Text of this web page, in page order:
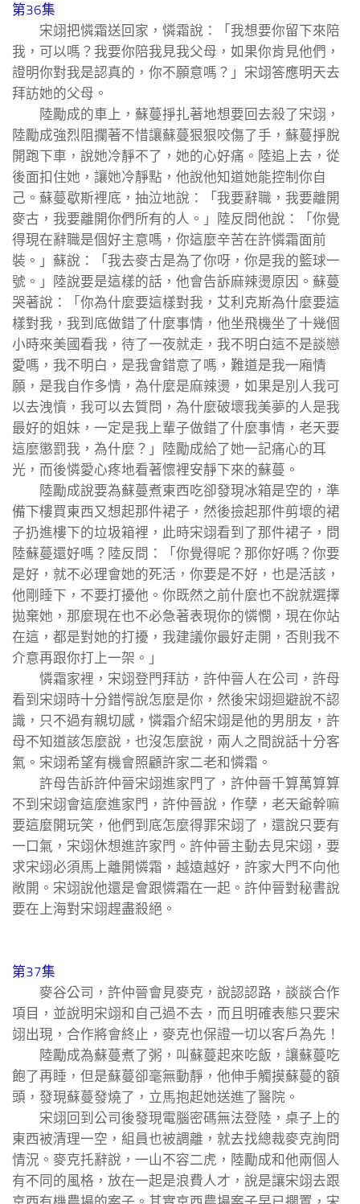
第36集
宋翊把憐霜送回家，憐霜說：「我想要你留下來陪
我，可以嗎？我要你陪我見我父母，如果你肯見他們，
證明你對我是認真的，你不願意嗎？」宋翊答應明天去
拜訪她的父母。
陸勵成的車上，蘇蔓掙扎著地想要回去殺了宋翊，
陸勵成強烈阻攔著不惜讓蘇蔓狠狠咬傷了手，蘇蔓掙脫
開跑下車，說她冷靜不了，她的心好痛。陸追上去，從
後面扣住她，讓她冷靜點，他說他知道她能控制你自
己。蘇蔓歇斯裡底，抽泣地說：「我要辭職，我要離開
麥古，我要離開你們所有的人。」陸反問他說：「你覺
得現在辭職是個好主意嗎，你這麼辛苦在許憐霜面前
裝。」蘇說：「我去麥古是為了你呀，你是我的籃球一
號。」陸說要是這樣的話，他會告訴麻辣燙原因。蘇蔓
哭著說：「你為什麼要這樣對我，艾利克斯為什麼要這
樣對我，我到底做錯了什麼事情，他坐飛機坐了十幾個
小時來美國看我，待了一夜就走，我不明白這不是談戀
愛嗎，我不明白，是我會錯意了嗎，難道是我一廂情
願，是我自作多情，為什麼是麻辣燙，如果是別人我可
以去洩憤，我可以去質問，為什麼破壞我美夢的人是我
最好的姐妹，一定是我上輩子做錯了什麼事情，老天要
這麼懲罰我，為什麼？」陸勵成給了她一記痛心的耳
光，而後憐愛心疼地看著懷裡安靜下來的蘇蔓。
陸勵成說要為蘇蔓煮東西吃卻發現冰箱是空的，準
備下樓買東西又想起那件裙子，然後撿起那件剪壞的裙
子扔進樓下的垃圾箱裡，此時宋翊看到了那件裙子，問
陸蘇蔓還好嗎？陸反問：「你覺得呢？那你好嗎？你要
是好，就不必理會她的死活，你要是不好，也是活該，
他剛睡下，不要打擾他。你既然之前什麼也不說就選擇
拋棄她，那麼現在也不必急著表現你的憐憫，現在你站
在這，都是對她的打擾，我建議你最好走開，否則我不
介意再跟你打上一架。」
憐霜家裡，宋翊登門拜訪，許仲晉人在公司，許母
看到宋翊時十分錯愕說怎麼是你，然後宋翊迴避說不認
識，只不過有親切感，憐霜介紹宋翊是他的男朋友，許
母不知道該怎麼說，也沒怎麼說，兩人之間說話十分客
氣。宋翊希望有機會照顧許家二老和憐霜。
許母告訴許仲晉宋翊進家門了，許仲晉千算萬算算
不到宋翊會這麼進家門，許仲晉說，作孽，老天爺幹嘛
要這麼開玩笑，他們到底怎麼得罪宋翊了，還說只要有
一口氣，宋翊休想進許家門。許仲晉主動去見宋翊，要
求宋翊必須馬上離開憐霜，越遠越好，許家大門不向他
敞開。宋翊說他還是會跟憐霜在一起。許仲晉對秘書說
要在上海對宋翊趕盡殺絕。
第37集
麥谷公司，許仲晉會見麥克，說認認路，談談合作
項目，並說明宋翊和自己過不去，而且明確表態只要宋
翊出現，合作將會終止，麥克也保證一切以客戶為先！
陸勵成為蘇蔓煮了粥，叫蘇蔓起來吃飯，讓蘇蔓吃
飽了再睡，但是蘇蔓卻毫無動靜，他伸手觸摸蘇蔓的額
頭，發現蘇蔓發燒了，立馬抱起她送進了醫院。
宋翊回到公司後發現電腦密碼無法登陸，桌子上的
東西被清理一空，組員也被調離，就去找總裁麥克詢問
情況。麥克托辭說，一山不容二虎，陸勵成和他兩個人
有不同的風格，放在一起是浪費人才，說是讓宋翊去跟